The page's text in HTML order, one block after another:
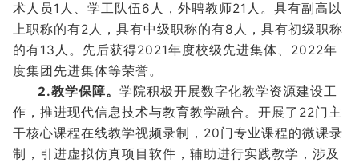
术人员1人、学工队伍6人，外聘教师21人。具有副高以
上职称的有2人，具有中级职称的有8人，具有初级职称
的有13人。先后获得2021年度校级先进集体、2022年
度集团先进集体等荣誉。
2.教学保障。 学院积极开展数字化教学资源建设工
作，推进现代信息技术与教育教学融合。开展了22门主
干核心课程在线教学视频录制，20门专业课程的微课录
制，引进虚拟仿真项目软件，辅助进行实践教学，涉及